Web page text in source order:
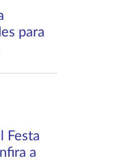
para
Festa
a